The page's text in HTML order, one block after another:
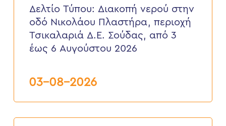
νερού
στην
Νικολάου
Πλαστήρα,
περιοχή
Σούδας,
έως
Δελτίο Τύπου: Διακοπή νερού στην
οδό Νικολάου Πλαστήρα, περιοχή
Τσικαλαριά Δ.Ε. Σούδας, από 3
έως 6 Αυγούστου 2026
03-08-2026
Δελτίο